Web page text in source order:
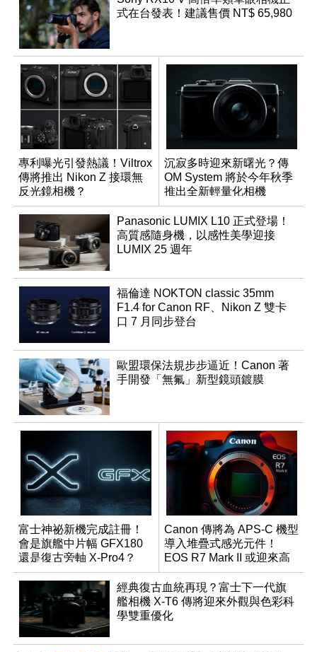
式在台發表！建議售價 NT$ 65,980
專利曝光引發熱議！Viltrox
傳將推出 Nikon Z 接環無
反光鏡相機？
沉寂多時迎來新曙光？傳
OM System 將於今年秋季
推出全新輕量化相機
Panasonic LUMIX L10 正式登場！
高質感隨身機，以感性美學迎接
LUMIX 25 週年
福倫達 NOKTON classic 35mm
F1.4 for Canon RF、Nikon Z 雙卡
口 7 月同步登台
歐盟環保法規步步逼近！Canon 著
手開發「無氟」新型鏡頭鍍膜
富士神祕新機完成註冊！
會是旗艦中片幅 GFX180
還是復古旁軸 X-Pro4？
Canon 傳將為 APS-C 機型
導入堆疊式感光元件！
EOS R7 Mark II 或迎來高
速讀出升級
經典復古血統再現？富士下一代旗
艦相機 X-T6 傳將迎來外觀與色彩科
學雙重優化